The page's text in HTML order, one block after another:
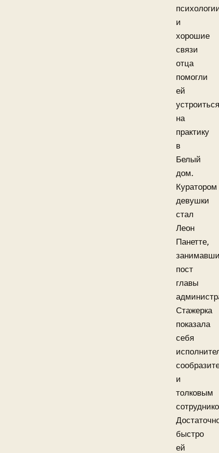
и
хорошие
связи
отца
помогли
ей
устроиться
на
практику
в
Белый
дом.
Куратором
девушки
стал
Леон
Панетте,
пост
главы
Стажерка
показала
себя
и
толковым
быстро
ей